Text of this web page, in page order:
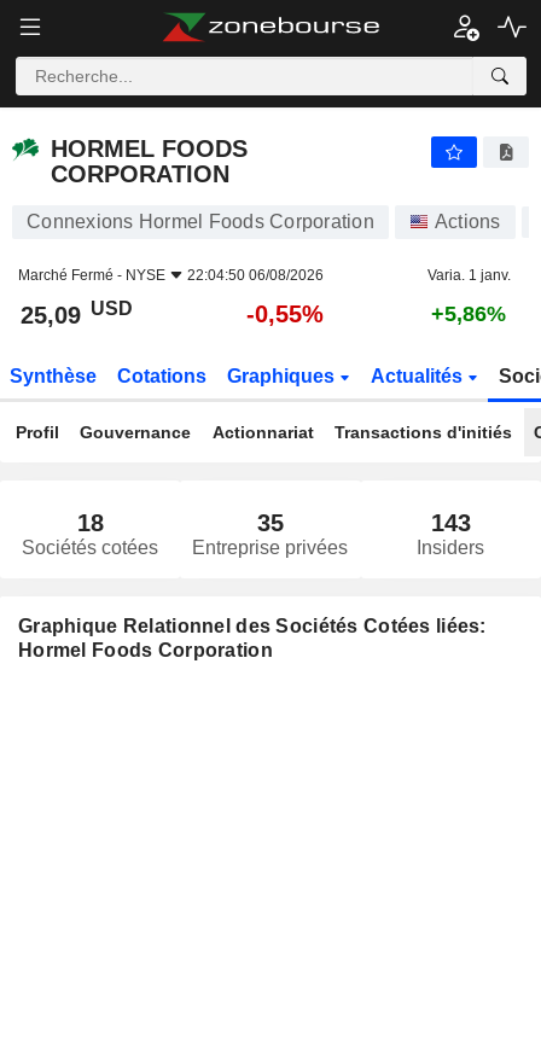
HORMEL FOODS
CORPORATION
Connexions Hormel Foods Corporation Actions
Marché Fermé - NYSE 22:04:50 06/08/2026 Varia. 1 janv.
25,09 USD -0,55% +5,86%
Synthèse Cotations Graphiques Actualités
Profil Gouvernance Actionnariat Transactions d'initiés
18
Sociétés cotées
35
Entreprise privées
143
Insiders
Graphique Relationnel des Sociétés Cotées liées:
Hormel Foods Corporation